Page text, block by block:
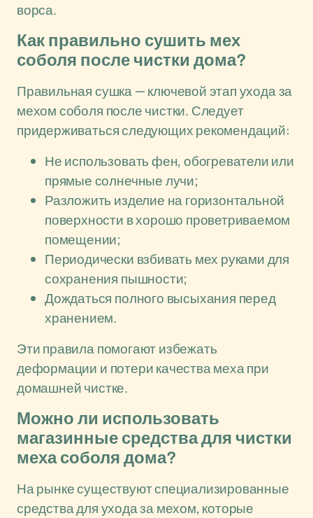
ворса.
Как правильно сушить мех
соболя после чистки дома?
Правильная сушка — ключевой этап ухода за
мехом соболя после чистки. Следует
придерживаться следующих рекомендаций:
Не использовать фен, обогреватели или
прямые солнечные лучи;
Разложить изделие на горизонтальной
поверхности в хорошо проветриваемом
помещении;
Периодически взбивать мех руками для
сохранения пышности;
Дождаться полного высыхания перед
хранением.
Эти правила помогают избежать
деформации и потери качества меха при
домашней чистке.
Можно ли использовать
магазинные средства для чистки
меха соболя дома?
На рынке существуют специализированные
средства для ухода за мехом, которые